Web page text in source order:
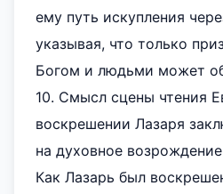
ему путь искупления
указывая, что только
Богом и людьми может
10. Смысл сцены чтения
воскрешении Лазаря
на духовное
Как Лазарь был